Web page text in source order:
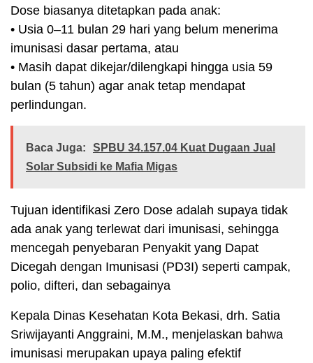
Dose biasanya ditetapkan pada anak:
• Usia 0–11 bulan 29 hari yang belum menerima
imunisasi dasar pertama, atau
• Masih dapat dikejar/dilengkapi hingga usia 59
bulan (5 tahun) agar anak tetap mendapat
perlindungan.
Baca Juga:
SPBU 34.157.04 Kuat Dugaan Jual
Solar Subsidi ke Mafia Migas
Tujuan identifikasi Zero Dose adalah supaya tidak
ada anak yang terlewat dari imunisasi, sehingga
mencegah penyebaran Penyakit yang Dapat
Dicegah dengan Imunisasi (PD3I) seperti campak,
polio, difteri, dan sebagainya
Kepala Dinas Kesehatan Kota Bekasi, drh. Satia
Sriwijayanti Anggraini, M.M., menjelaskan bahwa
imunisasi merupakan upaya paling efektif